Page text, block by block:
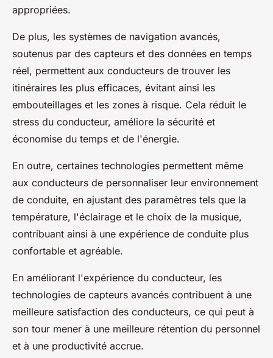
appropriées.
De plus, les systèmes de navigation avancés,
soutenus par des capteurs et des données en temps
réel, permettent aux conducteurs de trouver les
itinéraires les plus efficaces, évitant ainsi les
embouteillages et les zones à risque. Cela réduit le
stress du conducteur, améliore la sécurité et
économise du temps et de l'énergie.
En outre, certaines technologies permettent même
aux conducteurs de personnaliser leur environnement
de conduite, en ajustant des paramètres tels que la
température, l'éclairage et le choix de la musique,
contribuant ainsi à une expérience de conduite plus
confortable et agréable.
En améliorant l'expérience du conducteur, les
technologies de capteurs avancés contribuent à une
meilleure satisfaction des conducteurs, ce qui peut à
son tour mener à une meilleure rétention du personnel
et à une productivité accrue.